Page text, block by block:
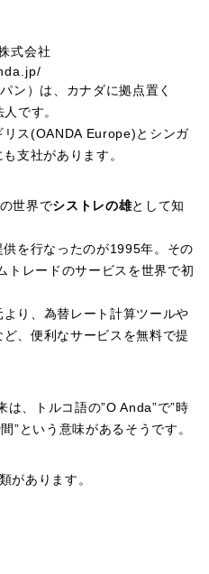
式会社
ン）は、カナダに拠点置く
です。
ス(OANDA Europe)とシンガ
支社があります。
世界でシストレの雄として知
を行なったのが1995年。その
トレードのサービスを世界で初
り、為替レート計算ツールや
、便利なサービスを無料で提
は、トルコ語の”O Anda”で”時
”という意味があるそうです。
があります。